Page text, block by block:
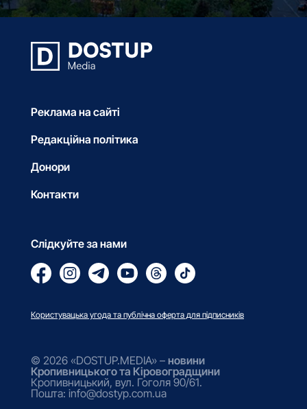
Реклама на сайті
Редакційна політика
Донори
Контакти
Слідкуйте за нами
Користувацька угода та публічна оферта для підписників
© 2026 «DOSTUP.MEDIA» – новини
Кропивницького та Кіровоградщини
Кропивницький, вул. Гоголя 90/61.
Пошта: info@dostyp.com.ua